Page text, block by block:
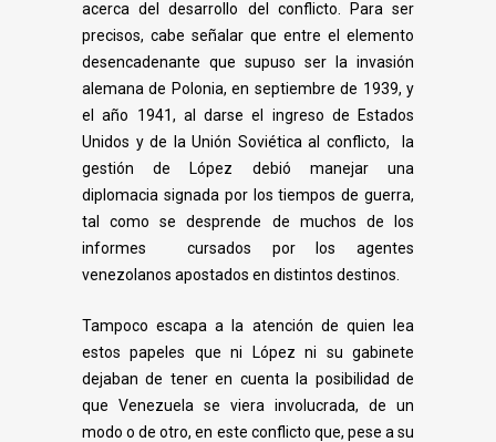
acerca del desarrollo del conflicto. Para ser
precisos, cabe señalar que entre el elemento
desencadenante que supuso ser la invasión
alemana de Polonia, en septiembre de 1939, y
el año 1941, al darse el ingreso de Estados
Unidos y de la Unión Soviética al conflicto, la
gestión de López debió manejar una
diplomacia signada por los tiempos de guerra,
tal como se desprende de muchos de los
informes cursados por los agentes
venezolanos apostados en distintos destinos.
Tampoco escapa a la atención de quien lea
estos papeles que ni López ni su gabinete
dejaban de tener en cuenta la posibilidad de
que Venezuela se viera involucrada, de un
modo o de otro, en este conflicto que, pese a su